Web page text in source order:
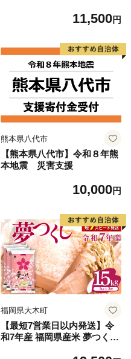
4313] 魚 魚介類 鮭 お刺し身
介
11,500円
熊本県八代市
【熊本県八代市】令和８年熊
本地震 災害支援
10,000円
福岡県大木町
【最短7営業日以内発送】令
和7年産 福岡県産米 夢つくし